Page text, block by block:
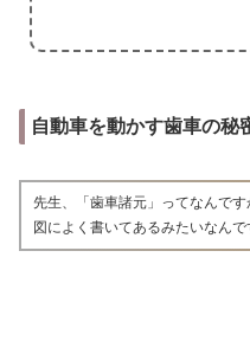
自動車を動かす歯車の秘
先生、「歯車諸元」ってなんで
図によく書いてあるみたいなんで